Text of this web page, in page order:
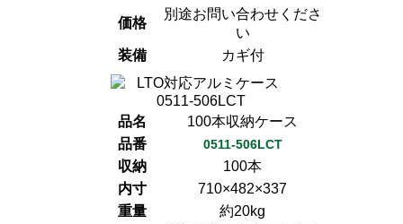
価格
別途お問い合わせくださ
い
装備
カギ付
品名
100本収納ケース
品番
0511-506LCT
収納
100本
内寸
710×482×337
重量
約20kg